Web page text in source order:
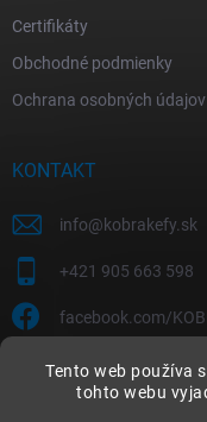
Tento web používa
tohto webu
Certifikáty
Obchodné podmienky
Ochrana osobných údajov
KONTAKT
info@kobrakefy.sk
+421 905 663 598
facebook.com/